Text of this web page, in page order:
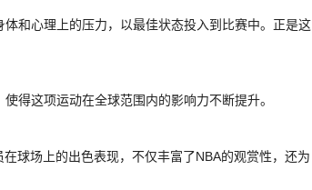
和心理上的压力，以最佳状态投入到比赛中。正是这
得这项运动在全球范围内的影响力不断提升。
球场上的出色表现，不仅丰富了NBA的观赏性，还为